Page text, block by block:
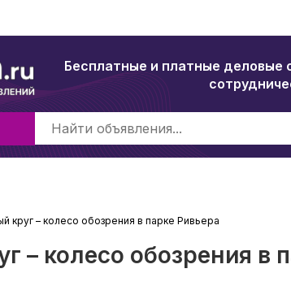
Бесплатные и платные деловые
круг – колесо обозрения в парке Ривьера
– колесо обозрения в